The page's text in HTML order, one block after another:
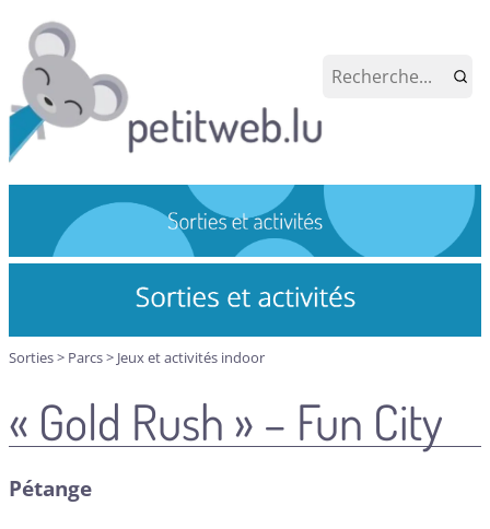
Sorties> Parcs> Jeux et activités indoor
« Gold Rush » – Fun City
Pétange